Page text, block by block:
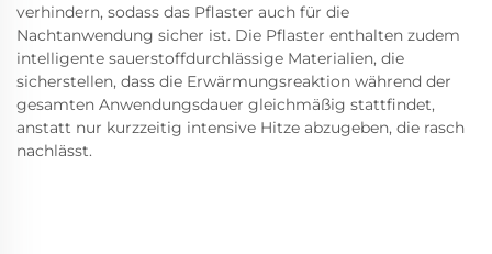
verhindern, sodass das Pflaster auch für die
Nachtanwendung sicher ist. Die Pflaster enthalten zudem
intelligente sauerstoffdurchlässige Materialien, die
sicherstellen, dass die Erwärmungsreaktion während der
gesamten Anwendungsdauer gleichmäßig stattfindet,
anstatt nur kurzzeitig intensive Hitze abzugeben, die rasch
nachlässt.